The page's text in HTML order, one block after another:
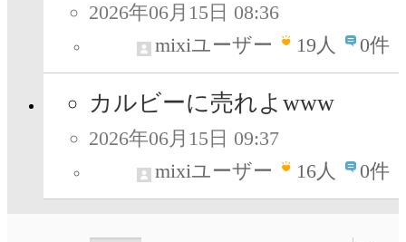
2026年06月15日 08:36
mixiユーザー
19人 0件
カルビーに売れよwww
2026年06月15日 09:37
mixiユーザー
16人 0件